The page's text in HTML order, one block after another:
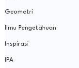
Geometri
Ilmu Pengetahuan
Inspirasi
IPA